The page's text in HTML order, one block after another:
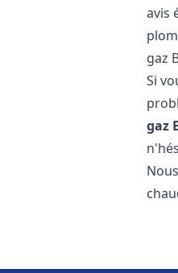
avis
gaz
Si
gaz